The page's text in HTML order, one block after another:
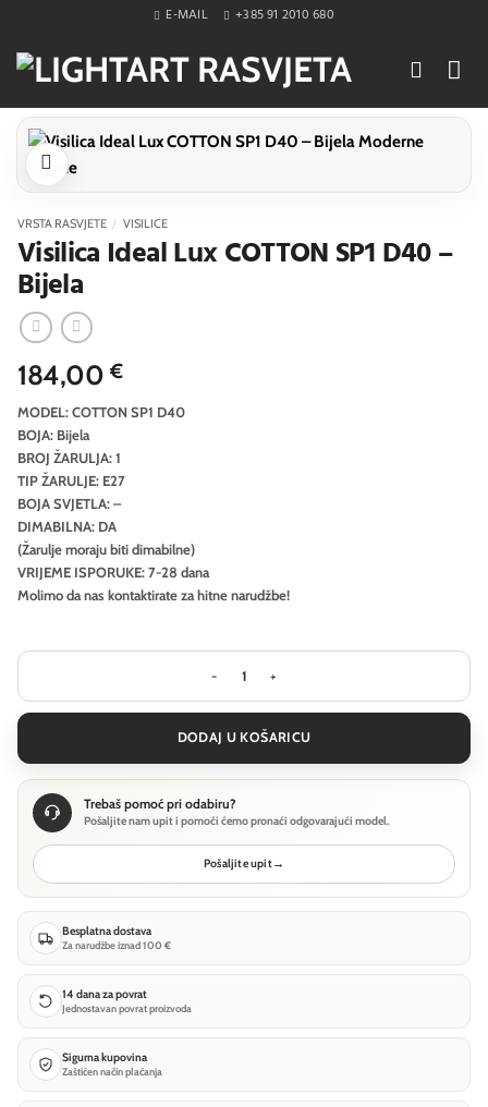
content
E-MAIL +385 91 2010 680
VRSTA RASVJETE / VISILICE
Visilica Ideal Lux COTTON SP1 D40 –
Bijela
184,00€
MODEL: COTTON SP1 D40
BOJA: Bijela
BROJ ŽARULJA: 1
TIP ŽARULJE: E27
BOJA SVJETLA: –
DIMABILNA: DA
(Žarulje moraju biti dimabilne)
VRIJEME ISPORUKE: 7-28 dana
Molimo da nas kontaktirate za hitne narudžbe!
Visilica Ideal Lux COTTON SP1 D40 -
DODAJ U KOŠARICU
Trebaš pomoć pri odabiru?
Pošaljite nam upit i pomoći ćemo pronaći odgovarajući model.
Pošaljite upit→
Besplatna dostava
Za narudžbe iznad 100 €
14 dana za povrat
Jednostavan povrat proizvoda
Sigurna kupovina
Zaštićen način plaćanja